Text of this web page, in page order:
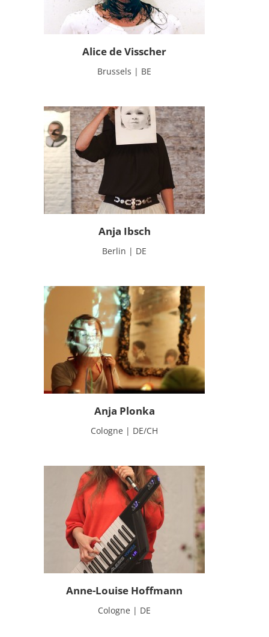
Alice de Visscher
Brussels | BE
Anja Ibsch
Berlin | DE
Anja Plonka
Cologne | DE/CH
Anne-Louise Hoffmann
Cologne | DE